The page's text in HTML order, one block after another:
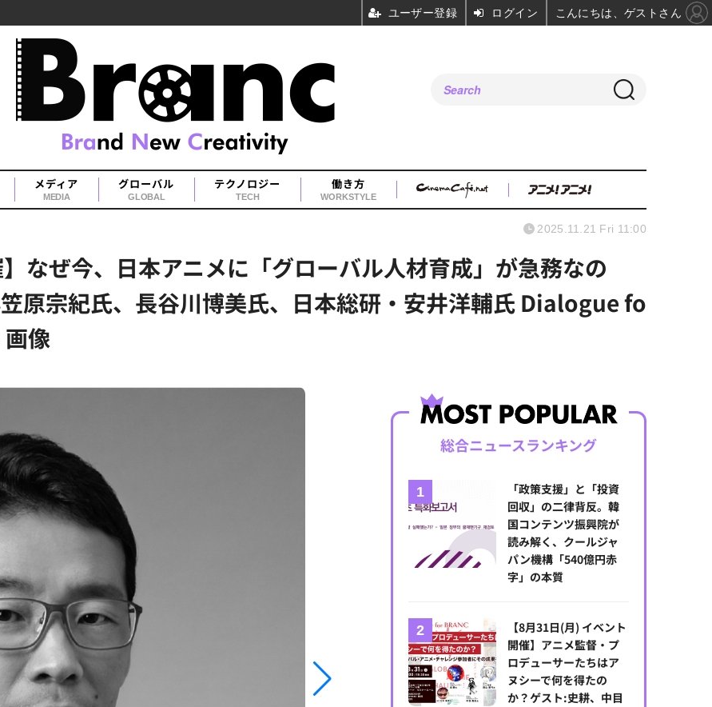
メディア
MEDIA
グローバル
GLOBAL
テクノロジー
TECH
働き方
WORKSTYLE
なぜ今、日本アニメに「グローバル人材育成」が急務なの
原宗紀氏、長谷川博美氏、日本総研・安井洋輔氏 Dialogue fo
像
2025.11.21 Fri 11:00
総合ニュースランキング
「政策支援」と「投資
回収」の二律背反。韓
国コンテンツ振興院が
読み解く、クールジャ
パン機構「540億円赤
字」の本質
【8月31日(月) イベント
開催】アニメ監督・プ
ロデューサーたちはア
ヌシーで何を得たの
か？ゲスト:史耕、中目
ユーザー登録 ログイン こんにちは、ゲストさん